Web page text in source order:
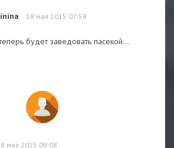
18 мая 2015 07:58
будет заведовать пасекой...
мая 2015 09:08